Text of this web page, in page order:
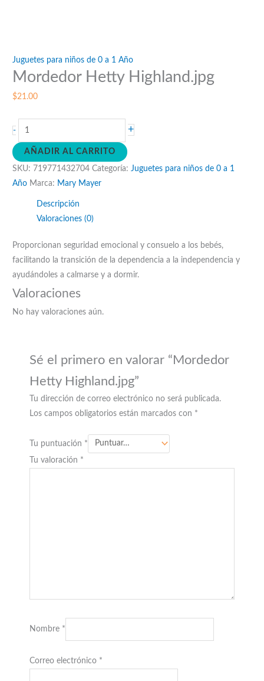
Juguetes para niños de 0 a 1 Año
Mordedor Hetty Highland.jpg
$21.00
-
Mordedor
Hetty
Highland.jpg
cantidad
+
AÑADIR AL CARRITO
SKU: 719771432704 Categoría:Juguetes para niños de 0 a 1
Año Marca: Mary Mayer
Descripción
Valoraciones (0)
Proporcionan seguridad emocional y consuelo a los bebés,
facilitando la transición de la dependencia a la independencia y
ayudándoles a calmarse y a dormir.
Valoraciones
No hay valoraciones aún.
Sé el primero en valorar “Mordedor
Hetty Highland.jpg”
Tu dirección de correo electrónico no será publicada.
Los campos obligatorios están marcados con *
Tu puntuación *
Tu valoración *
Nombre *
Correo electrónico *